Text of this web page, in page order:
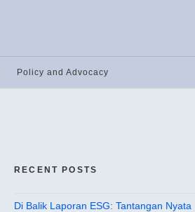
Policy and Advocacy
RECENT POSTS
Di Balik Laporan ESG: Tantangan Nyata